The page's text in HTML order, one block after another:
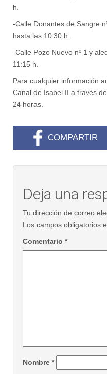
h.
-Calle Donantes de Sangre
hasta las 10:30 h.
-Calle Pozo Nuevo nº 1 y
11:15 h.
Para cualquier información
Canal de Isabel II a través
24 horas.
COMPARTIR
Deja una
Tu dirección de correo
Los campos obligatorios
Comentario *
Nombre *